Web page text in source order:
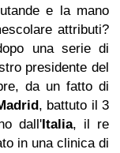
e la mano
attributi?
una serie di
presidente del
da un fatto di
, battuto il 3
dall'Italia, il re
in una clinica di